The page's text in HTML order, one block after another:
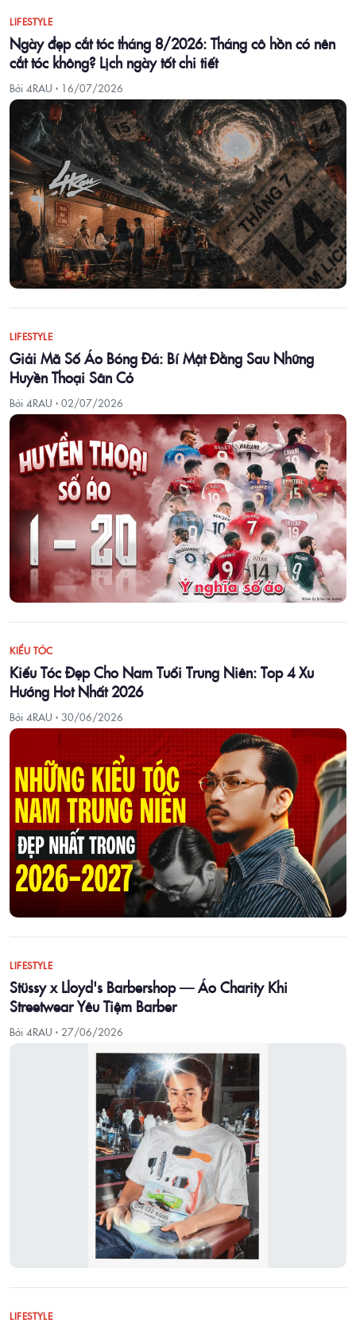
LIFESTYLE
Ngày đẹp cắt tóc tháng 8/2026: Tháng cô hồn có nên
cắt tóc không? Lịch ngày tốt chi tiết
Bởi 4RAU · 16/07/2026
LIFESTYLE
Giải Mã Số Áo Bóng Đá: Bí Mật Đằng Sau Những
Huyền Thoại Sân Cỏ
Bởi 4RAU · 02/07/2026
KIỂU TÓC
Kiểu Tóc Đẹp Cho Nam Tuổi Trung Niên: Top 4 Xu
Hướng Hot Nhất 2026
Bởi 4RAU · 30/06/2026
LIFESTYLE
Stüssy x Lloyd's Barbershop — Áo Charity Khi
Streetwear Yêu Tiệm Barber
Bởi 4RAU · 27/06/2026
LIFESTYLE